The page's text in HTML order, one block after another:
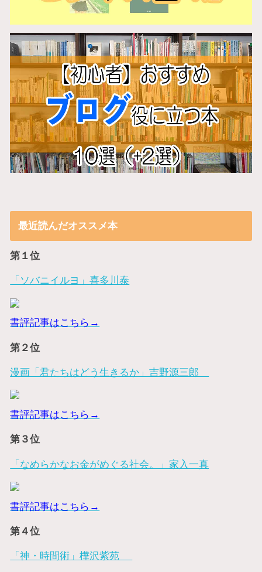
最近読んだオススメ本
第１位
「ソバニイルヨ」喜多川泰
書評記事はこちら→
第２位
漫画「君たちはどう生きるか」吉野源三郎
書評記事はこちら→
第３位
「なめらかなお金がめぐる社会。」家入一真
書評記事はこちら→
第４位
「神・時間術」樺沢紫苑